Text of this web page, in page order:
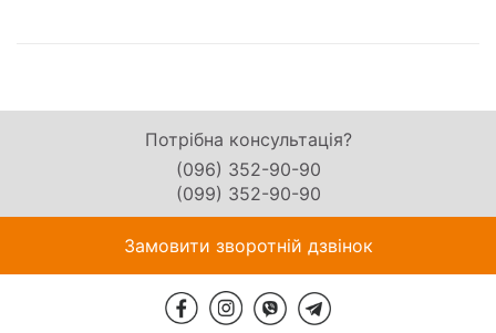
Потрібна консультація?
(096) 352-90-90
(099) 352-90-90
Замовити зворотній дзвінок